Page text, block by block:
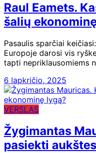
Raul Eamets.
šalių
Pasaulis sparčiai
Europoje darosi vis
tapti nepriklausomiems
6 lapkričio, 2025
VERSLAS
Žygimantas
pasiekti